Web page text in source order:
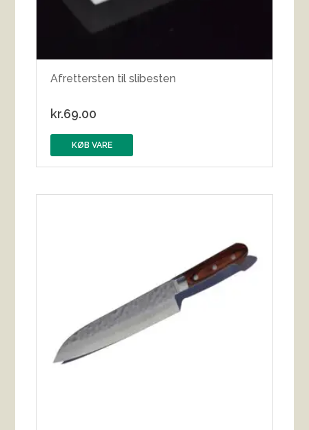
Afrettersten til slibesten
kr.69.00
KØB VARE